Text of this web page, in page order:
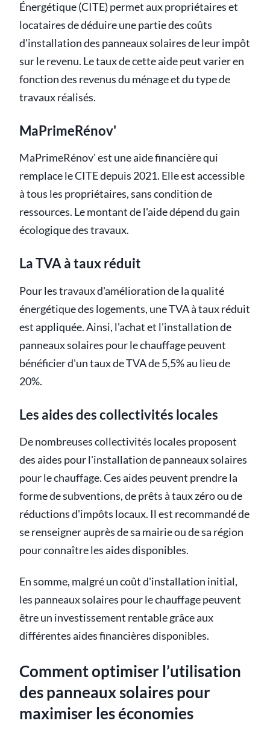
Énergétique (CITE) permet aux propriétaires et
locataires de déduire une partie des coûts
d'installation des panneaux solaires de leur impôt
sur le revenu. Le taux de cette aide peut varier en
fonction des revenus du ménage et du type de
travaux réalisés.
MaPrimeRénov'
MaPrimeRénov' est une aide financière qui
remplace le CITE depuis 2021. Elle est accessible
à tous les propriétaires, sans condition de
ressources. Le montant de l'aide dépend du gain
écologique des travaux.
La TVA à taux réduit
Pour les travaux d'amélioration de la qualité
énergétique des logements, une TVA à taux réduit
est appliquée. Ainsi, l'achat et l'installation de
panneaux solaires pour le chauffage peuvent
bénéficier d'un taux de TVA de 5,5% au lieu de
20%.
Les aides des collectivités locales
De nombreuses collectivités locales proposent
des aides pour l'installation de panneaux solaires
pour le chauffage. Ces aides peuvent prendre la
forme de subventions, de prêts à taux zéro ou de
réductions d'impôts locaux. Il est recommandé de
se renseigner auprès de sa mairie ou de sa région
pour connaître les aides disponibles.
En somme, malgré un coût d'installation initial,
les panneaux solaires pour le chauffage peuvent
être un investissement rentable grâce aux
différentes aides financières disponibles.
Comment optimiser l’utilisation
des panneaux solaires pour
maximiser les économies